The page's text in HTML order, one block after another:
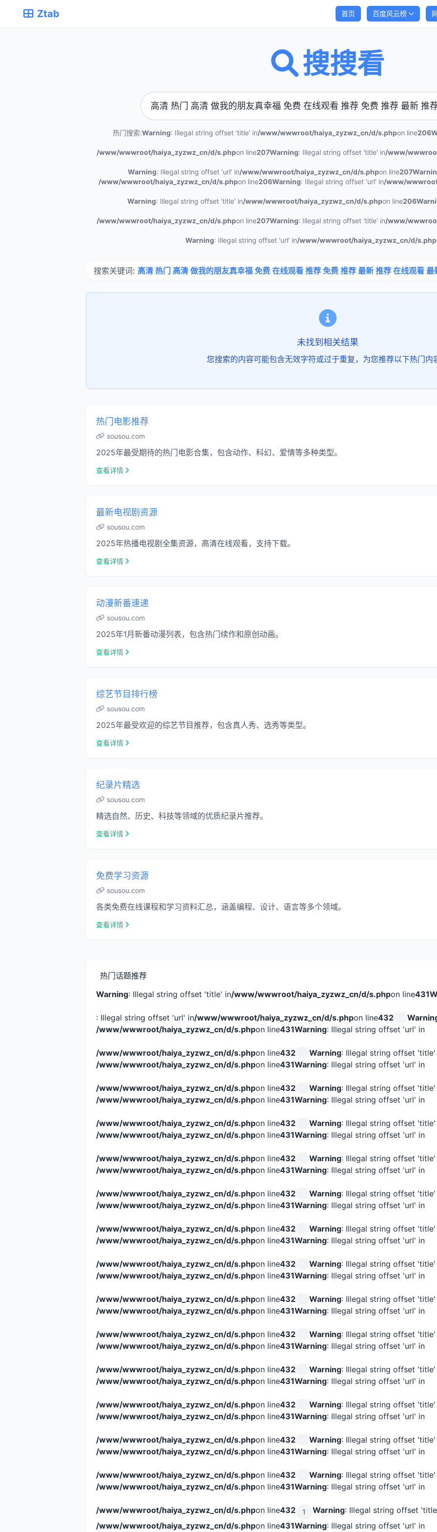
Ztab 首页 百度风云榜
搜搜看
热门搜索:Warning: Illegal string offset 'title' in/www/wwwroot/haiya_zyzwz_cn/d/s.phpon line206
/www/wwwroot/haiya_zyzwz_cn/d/s.phpon line207Warning: Illegal string offset 'title' in/www/
Warning: Illegal string offset 'url' in/www/wwwroot/haiya_zyzwz_cn/d/s.phpon line207
/www/wwwroot/haiya_zyzwz_cn/d/s.phpon line206Warning: Illegal string offset 'url' in/www/
Warning: Illegal string offset 'title' in/www/wwwroot/haiya_zyzwz_cn/d/s.phpon line206
/www/wwwroot/haiya_zyzwz_cn/d/s.phpon line207Warning: Illegal string offset 'title' in/www/
Warning: Illegal string offset 'url' in/www/wwwroot/haiya_zyzwz_cn/d/s.php
搜索关键词: 高清 热门 高清 做我的朋友真幸福 免费 在线观看 推荐 免费 推荐 最新 推荐 在线观看
未找到相关结果
您搜索的内容可能包含无效字符或过于重复，为您推荐以下热门内
热门电影推荐
sousou.com
2025年最受期待的热门电影合集，包含动作、科幻、爱情等多种类型。
查看详情
最新电视剧资源
sousou.com
2025年热播电视剧全集资源，高清在线观看，支持下载。
查看详情
动漫新番速递
sousou.com
2025年1月新番动漫列表，包含热门续作和原创动画。
查看详情
综艺节目排行榜
sousou.com
2025年最受欢迎的综艺节目推荐，包含真人秀、选秀等类型。
查看详情
纪录片精选
sousou.com
精选自然、历史、科技等领域的优质纪录片推荐。
查看详情
免费学习资源
sousou.com
各类免费在线课程和学习资料汇总，涵盖编程、设计、语言等多个领域。
查看详情
热门话题推荐
Warning: Illegal string offset 'title' in/www/wwwroot/haiya_zyzwz_cn/d/s.phpon line431
: Illegal string offset 'url' in/www/wwwroot/haiya_zyzwz_cn/d/s.phpon line432
/www/wwwroot/haiya_zyzwz_cn/d/s.phpon line431Warning: Illegal string offset 'url' in
/www/wwwroot/haiya_zyzwz_cn/d/s.phpon line432 Warning: Illegal string offset 'title'
/www/wwwroot/haiya_zyzwz_cn/d/s.phpon line431Warning: Illegal string offset 'url' in
/www/wwwroot/haiya_zyzwz_cn/d/s.phpon line432 Warning: Illegal string offset 'title'
/www/wwwroot/haiya_zyzwz_cn/d/s.phpon line431Warning: Illegal string offset 'url' in
/www/wwwroot/haiya_zyzwz_cn/d/s.phpon line432 Warning: Illegal string offset 'title'
/www/wwwroot/haiya_zyzwz_cn/d/s.phpon line431Warning: Illegal string offset 'url' in
/www/wwwroot/haiya_zyzwz_cn/d/s.phpon line432 Warning: Illegal string offset 'title'
/www/wwwroot/haiya_zyzwz_cn/d/s.phpon line431Warning: Illegal string offset 'url' in
/www/wwwroot/haiya_zyzwz_cn/d/s.phpon line432 Warning: Illegal string offset 'title'
/www/wwwroot/haiya_zyzwz_cn/d/s.phpon line431Warning: Illegal string offset 'url' in
/www/wwwroot/haiya_zyzwz_cn/d/s.phpon line432 Warning: Illegal string offset 'title'
/www/wwwroot/haiya_zyzwz_cn/d/s.phpon line431Warning: Illegal string offset 'url' in
/www/wwwroot/haiya_zyzwz_cn/d/s.phpon line432 Warning: Illegal string offset 'title'
/www/wwwroot/haiya_zyzwz_cn/d/s.phpon line431Warning: Illegal string offset 'url' in
/www/wwwroot/haiya_zyzwz_cn/d/s.phpon line432 Warning: Illegal string offset 'title'
/www/wwwroot/haiya_zyzwz_cn/d/s.phpon line431Warning: Illegal string offset 'url' in
/www/wwwroot/haiya_zyzwz_cn/d/s.phpon line432 Warning: Illegal string offset 'title'
/www/wwwroot/haiya_zyzwz_cn/d/s.phpon line431Warning: Illegal string offset 'url' in
/www/wwwroot/haiya_zyzwz_cn/d/s.phpon line432 Warning: Illegal string offset 'title'
/www/wwwroot/haiya_zyzwz_cn/d/s.phpon line431Warning: Illegal string offset 'url' in
/www/wwwroot/haiya_zyzwz_cn/d/s.phpon line432 Warning: Illegal string offset 'title'
/www/wwwroot/haiya_zyzwz_cn/d/s.phpon line431Warning: Illegal string offset 'url' in
/www/wwwroot/haiya_zyzwz_cn/d/s.phpon line432 Warning: Illegal string offset 'title'
/www/wwwroot/haiya_zyzwz_cn/d/s.phpon line431Warning: Illegal string offset 'url' in
/www/wwwroot/haiya_zyzwz_cn/d/s.phpon line432 Warning: Illegal string offset 'title'
/www/wwwroot/haiya_zyzwz_cn/d/s.phpon line431Warning: Illegal string offset 'url' in
/www/wwwroot/haiya_zyzwz_cn/d/s.phpon line432 1 Warning: Illegal string offset
/www/wwwroot/haiya_zyzwz_cn/d/s.phpon line431Warning: Illegal string offset 'url' in